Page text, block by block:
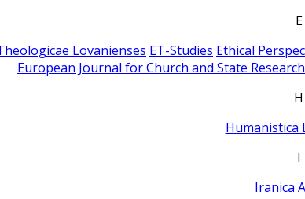
E
Lovanienses ET-Studies Ethical
European Journal for Church and State
H
Humanistica
I
Iranica